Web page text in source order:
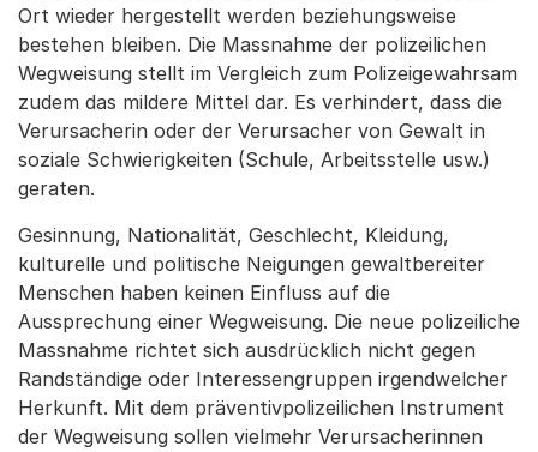
Ort wieder hergestellt werden beziehungsweise
bestehen bleiben. Die Massnahme der polizeilichen
Wegweisung stellt im Vergleich zum Polizeigewahrsam
zudem das mildere Mittel dar. Es verhindert, dass die
Verursacherin oder der Verursacher von Gewalt in
soziale Schwierigkeiten (Schule, Arbeitsstelle usw.)
geraten.
Gesinnung, Nationalität, Geschlecht, Kleidung,
kulturelle und politische Neigungen gewaltbereiter
Menschen haben keinen Einfluss auf die
Aussprechung einer Wegweisung. Die neue polizeiliche
Massnahme richtet sich ausdrücklich nicht gegen
Randständige oder Interessengruppen irgendwelcher
Herkunft. Mit dem präventivpolizeilichen Instrument
der Wegweisung sollen vielmehr Verursacherinnen